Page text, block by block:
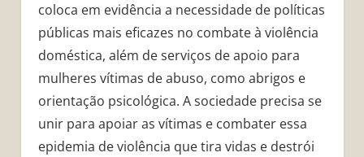
coloca em evidência a necessidade de políticas
públicas mais eficazes no combate à violência
doméstica, além de serviços de apoio para
mulheres vítimas de abuso, como abrigos e
orientação psicológica. A sociedade precisa se
unir para apoiar as vítimas e combater essa
epidemia de violência que tira vidas e destrói